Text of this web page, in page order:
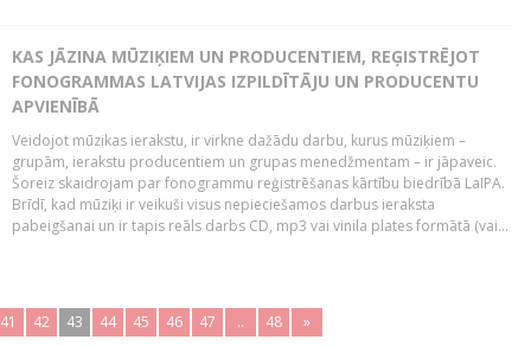
KAS JĀZINA MŪZIĶIEM UN PRODUCENTIEM, REĢISTRĒJOT
FONOGRAMMAS LATVIJAS IZPILDĪTĀJU UN PRODUCENTU
APVIENĪBĀ
Veidojot mūzikas ierakstu, ir virkne dažādu darbu, kurus mūziķiem –
grupām, ierakstu producentiem un grupas menedžmentam – ir jāpaveic.
Šoreiz skaidrojam par fonogrammu reģistrēšanas kārtību biedrībā LaIPA.
Brīdī, kad mūziķi ir veikuši visus nepieciešamos darbus ieraksta
pabeigšanai un ir tapis reāls darbs CD, mp3 vai vinila plates formātā (vai...
41 42 43 44 45 46 47 .. 48 »